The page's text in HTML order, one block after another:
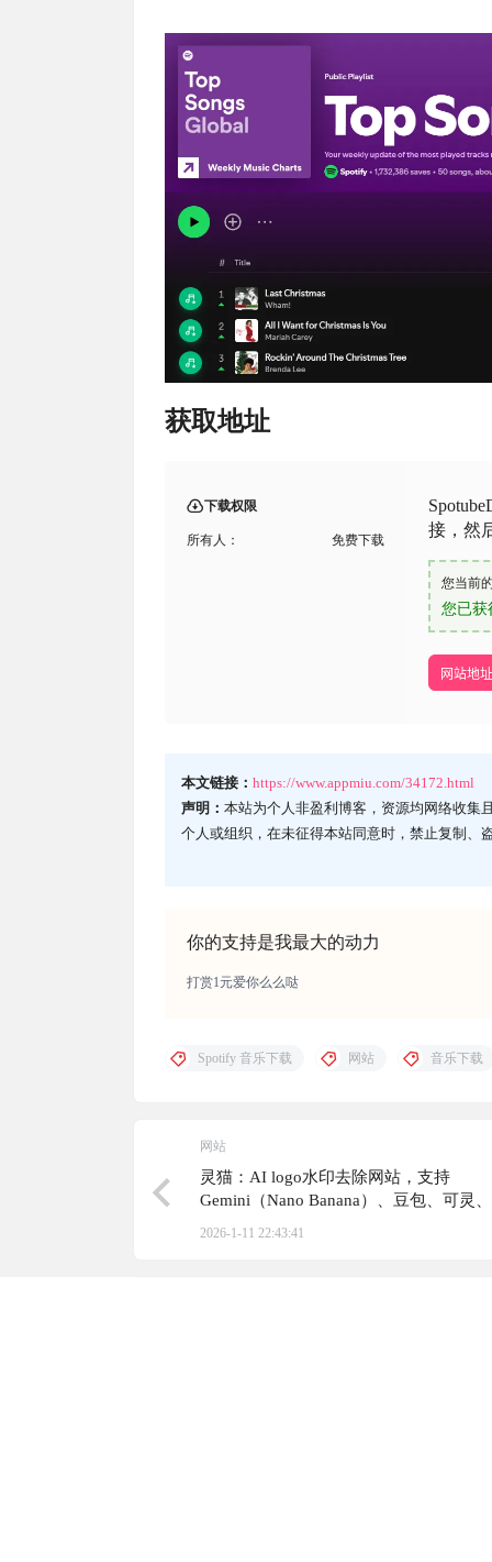
获取地址
下载权限
所有人： 免费下载
接，然
您当前
您已获
网站地址
本文链接： https://www.appmiu.com/34172.html
声明： 本站为个人非盈利博客，资源均网络收集
个人或组织，在未征得本站同意时，禁止复制、
你的支持是我最大的动力
打赏1元爱你么么哒
Spotify 音乐下载 网站 音乐下载
网站
灵猫：AI logo水印去除网站，支持
Gemini（Nano Banana）、豆包、可灵
平台
2026-1-11 22:43:41